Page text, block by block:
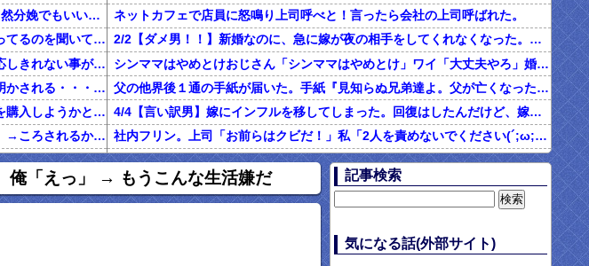
二人目を計画無痛分娩予定なんだけど妊娠9ヶ月になって自然分娩でもいいかなって思うようになってきた
旦那が電話で義両親に私の杖を「貸してあげるよー」と言ってるのを聞いてしまった
前働いてた店は店員の数に対して圧倒的に客が多すぎて対応しきれない事がしょっちゅうあった
【鬼砲】自殺した竹内結子さん、新たな衝撃エピソードが明かされる・・・これは・・・
還暦を過ぎた独身の姉から某田舎町のリゾートマンションを購入しようかと思うと相談された
家のドアが開かない様に駐車された。自分「警察呼んだろ」→ころされるかと思った…
俺「養育費で野球観戦なんていい身分だな」元嫁「普通に生活してたら野球くらい行けます。いちいち連絡して来ないで」俺「ふざけんな！」→結果…
ネットカフェで店員に怒鳴り上司呼べと！言ったら会社の上司呼ばれた。
2/2【ダメ男！！】新婚なのに、急に嫁が夜の相手をしてくれなくなった。その代わり口ではしてくれるんだけど…仕事もちょくちょく休んでるみたいだし。これって真っ黒？？→結果…
シンママはやめとけおじさん「シンママはやめとけ」ワイ「大丈夫やろ」婚姻届け提出⇒結果！！
父の他界後１通の手紙が届いた。手紙『見知らぬ兄弟達よ。父が亡くなったそうだが我々は二千万ほどだけ貰えたら後は遺産は一切いらない。だからくれ』 → なんと…
4/4【言い訳男】嫁にインフルを移してしまった。回復はしたんだけど、嫁「こっちは病み上がりでフラフラしてるのにあんたはTV見て。手伝う気はないわけ？」→そりゃない事もないけど
社内フリン。上司「お前らはクビだ！」私「2人を責めないでください(´;ω;｀)私さえいなければいいんです」 みんな「！？」 → 狙い通りだった・・・
私「初めて飲む味だけどなんのお茶？」彼「ちっ！」私「」
【ネット騒然】惨殺されたタワマン頂き女子のこの動画、すげえええええｗｗｗｗｗｗｗｗｗｗｗ
百年の恋12-899 食べた量を張り合ってくる
【マジかよ】現役のヤクサ"が5chに降臨 → 衝撃の暴露を開始・・・！！！
俺「えっ」 → もうこんな生活嫌だ 記事検索
気になる話(外部サイト)